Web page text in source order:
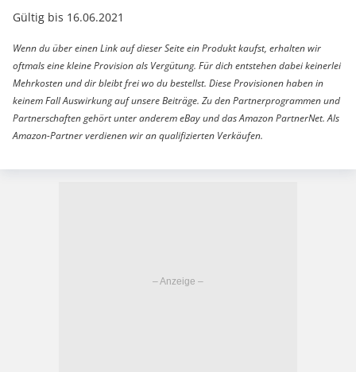
Gültig bis 16.06.2021
Wenn du über einen Link auf dieser Seite ein Produkt kaufst, erhalten wir
oftmals eine kleine Provision als Vergütung. Für dich entstehen dabei keinerlei
Mehrkosten und dir bleibt frei wo du bestellst. Diese Provisionen haben in
keinem Fall Auswirkung auf unsere Beiträge. Zu den Partnerprogrammen und
Partnerschaften gehört unter anderem eBay und das Amazon PartnerNet. Als
Amazon-Partner verdienen wir an qualifizierten Verkäufen.